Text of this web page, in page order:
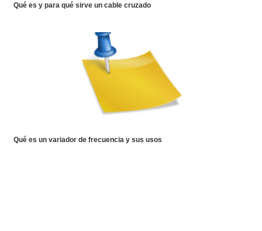
Qué es y para qué sirve un cable cruzado
Qué es un variador de frecuencia y sus usos